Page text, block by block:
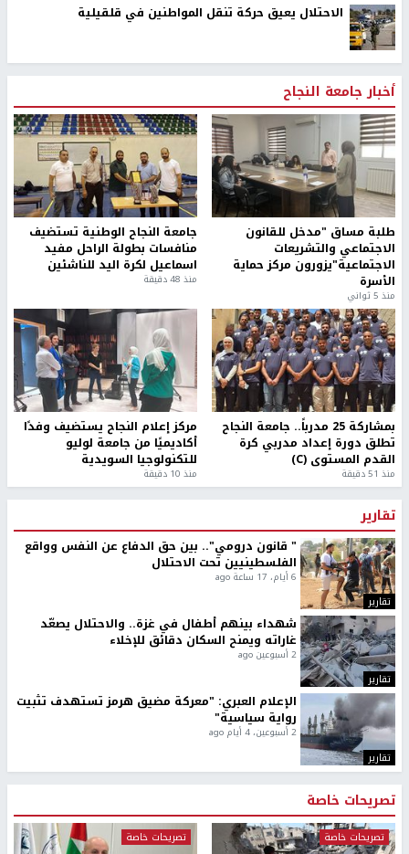
الاحتلال يعيق حركة تنقل المواطنين في قلقيلية
أخبار جامعة النجاح
طلبة مساق "مدخل للقانون
الاجتماعي والتشريعات
الاجتماعية"يزورون مركز حماية
الأسرة
منذ 5 ثواني
جامعة النجاح الوطنية تستضيف
منافسات بطولة الراحل مفيد
اسماعيل لكرة اليد للناشئين
منذ 48 دقيقة
بمشاركة 25 مدرباً.. جامعة النجاح
تطلق دورة إعداد مدربي كرة
القدم المستوى (C)
منذ 51 دقيقة
مركز إعلام النجاح يستضيف وفدًا
أكاديميًا من جامعة لوليو
للتكنولوجيا السويدية
منذ 10 دقيقة
تقارير
تقارير
" قانون درومي".. بين حق الدفاع عن النفس وواقع
الفلسطينيين تحت الاحتلال
6 أيام، 17 ساعة ago
تقارير
شهداء بينهم أطفال في غزة.. والاحتلال يصعّد
غاراته ويمنح السكان دقائق للإخلاء
2 أسبوعين ago
تقارير
الإعلام العبري: "معركة مضيق هرمز تستهدف تثبيت
رواية سياسية"
2 أسبوعين، 4 أيام ago
تصريحات خاصة
تصريحات خاصة تصريحات خاصة